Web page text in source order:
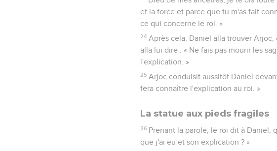
et la force et parce que tu m'as fait
ce qui concerne le roi. »
24 Après cela, Daniel alla trouver
alla lui dire : « Ne fais pas mourir les
l'explication. »
25 Arjoc conduisit aussitôt Daniel
fera connaître l'explication au roi. »
La statue aux pieds fragiles
26 Prenant la parole, le roi dit à Daniel,
que j'ai eu et son explication ? »